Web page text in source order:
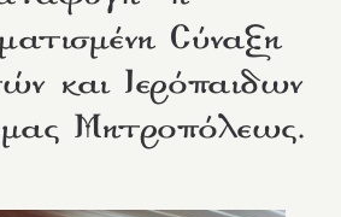
Σύναξη
και Ιερόπαιδων
μας Μητροπόλεως.